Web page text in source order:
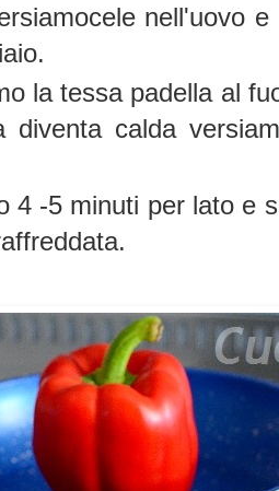
nell'uovo
la tessa padella al
diventa calda
4 -5 minuti per lato e